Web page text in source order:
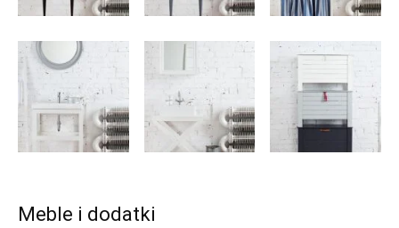
Meble i dodatki